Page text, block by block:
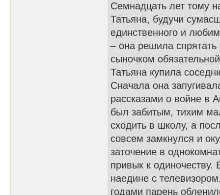
Семнадцать лет тому
Татьяна, будучи
единственного и
– она решила
сыночком
Татьяна купила
Сначала она
рассказами о войне в
был забитым, тихим
сходить в школу, а
совсем замкнулся и
заточение в
привык к
наедине с
годами парень